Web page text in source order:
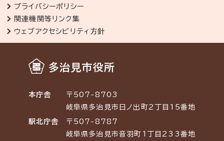
プライバシーポリシー
関連機関等リンク集
ウェブアクセシビリティ方針
多治見市役所
本庁舎
〒507-8703
岐阜県多治見市日ノ出町2丁目15番地
駅北庁舎
〒507-8787
岐阜県多治見市音羽町1丁目233番地